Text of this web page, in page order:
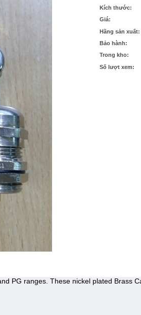
Kích thước:
Giá:
Hãng sản xuất:
Bảo hành:
Trong kho:
Số lượt xem:
PG ranges. These nickel plated Brass